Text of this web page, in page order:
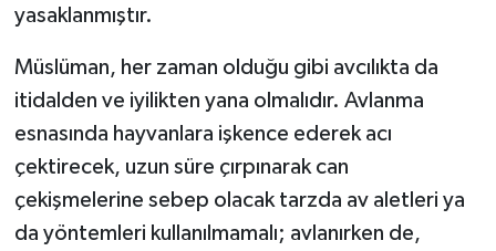
yasaklanmıştır.
Müslüman, her zaman olduğu gibi avcılıkta da
itidalden ve iyilikten yana olmalıdır. Avlanma
esnasında hayvanlara işkence ederek acı
çektirecek, uzun süre çırpınarak can
çekişmelerine sebep olacak tarzda av aletleri ya
da yöntemleri kullanılmamalı; avlanırken de,